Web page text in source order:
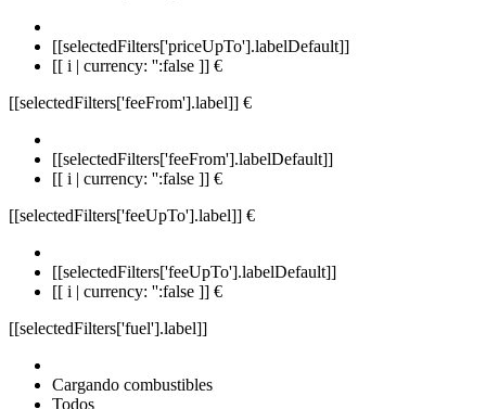
[[selectedFilters['priceUpTo'].labelDefault]]
[[ i | currency: '':false ]] €
[[selectedFilters['feeFrom'].label]] €
[[selectedFilters['feeFrom'].labelDefault]]
[[ i | currency: '':false ]] €
[[selectedFilters['feeUpTo'].label]] €
[[selectedFilters['feeUpTo'].labelDefault]]
[[ i | currency: '':false ]] €
[[selectedFilters['fuel'].label]]
Cargando combustibles
Todos